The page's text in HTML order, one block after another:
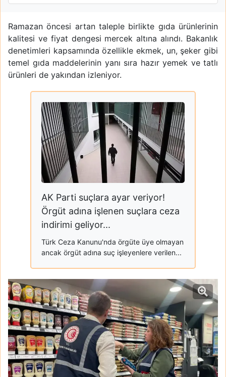
Ramazan öncesi artan taleple birlikte gıda ürünlerinin
kalitesi ve fiyat dengesi mercek altına alındı. Bakanlık
denetimleri kapsamında özellikle ekmek, un, şeker gibi
temel gıda maddelerinin yanı sıra hazır yemek ve tatlı
ürünleri de yakından izleniyor.
AK Parti suçlara ayar veriyor!
Örgüt adına işlenen suçlara ceza
indirimi geliyor...
Türk Ceza Kanunu'nda örgüte üye olmayan
ancak örgüt adına suç işleyenlere verilen...